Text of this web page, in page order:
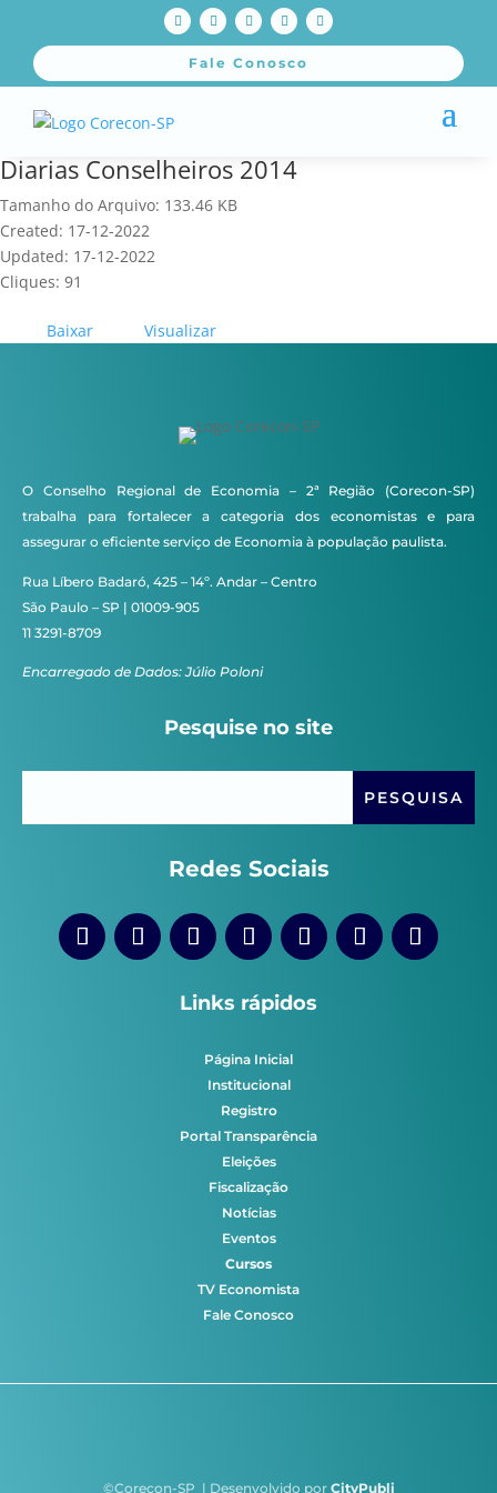
Fale Conosco
Diarias Conselheiros 2014
Tamanho do Arquivo: 133.46 KB
Created: 17-12-2022
Updated: 17-12-2022
Cliques: 91
Baixar Visualizar
O Conselho Regional de Economia – 2ª Região (Corecon-SP)
trabalha para fortalecer a categoria dos economistas e para
assegurar o eficiente serviço de Economia à população paulista.
Rua Líbero Badaró, 425 – 14º. Andar – Centro
São Paulo – SP | 01009-905
11 3291-8709
Encarregado de Dados: Júlio Poloni
Pesquise no site
Redes Sociais
Links rápidos
Página Inicial
Institucional
Registro
Portal Transparência
Eleições
Fiscalização
Notícias
Eventos
Cursos
TV Economista
Fale Conosco
©Corecon-SP | Desenvolvido por CityPubli